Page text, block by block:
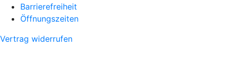
Barrierefreiheit
Öffnungszeiten
Vertrag widerrufen